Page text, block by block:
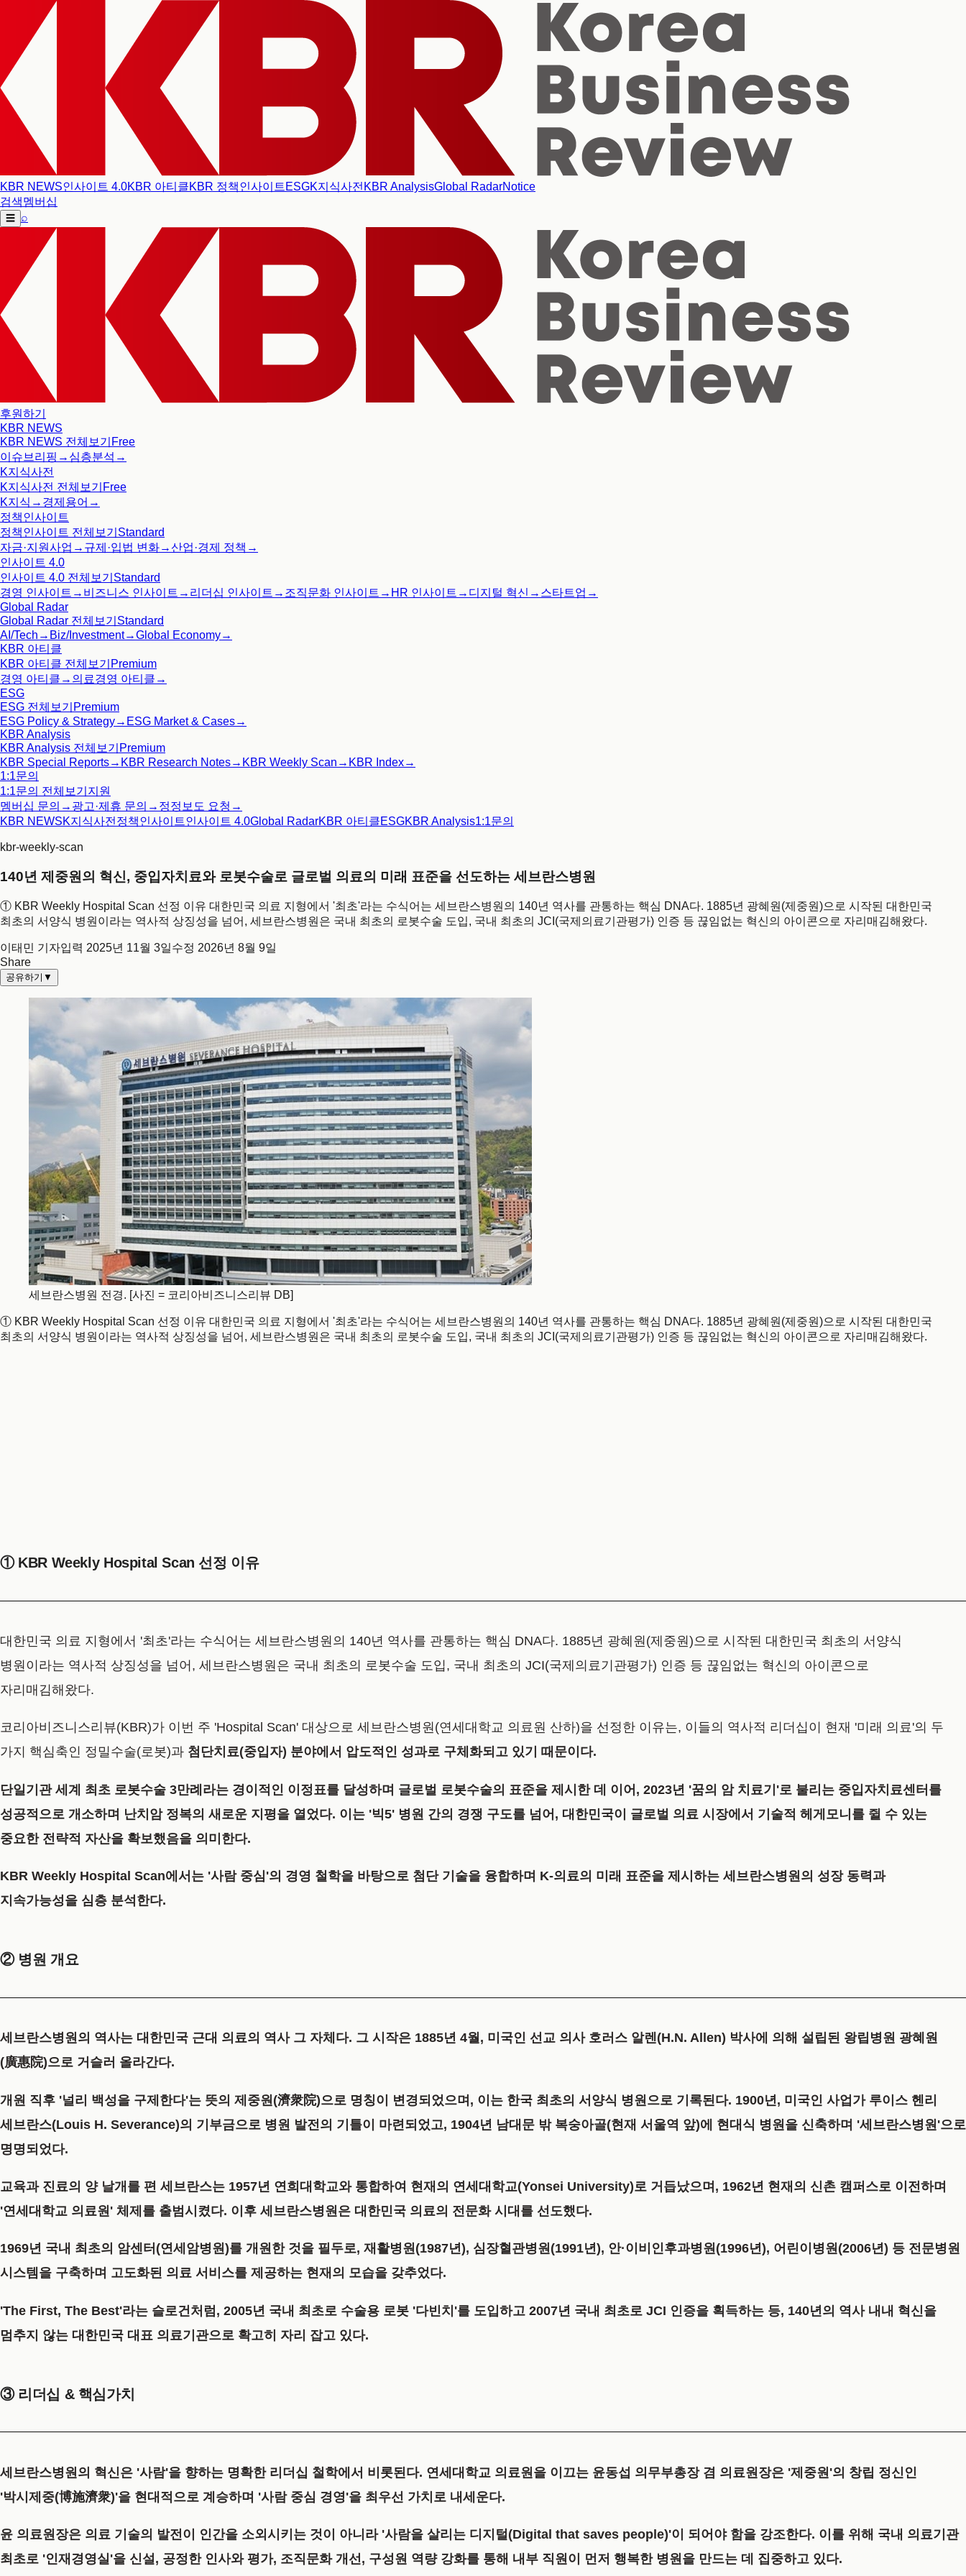
KBR NEWS인사이트 4.0KBR 아티클KBR 정책인사이트 ESGK지식사전 KBR AnalysisGlobal RadarNotice
검색멤버십
☰ ⌕
후원하기
KBR NEWS
KBR NEWS 전체보기 Free
이슈브리핑 → 심층분석 →
K지식사전
K지식사전 전체보기 Free
K지식 → 경제용어 →
정책인사이트
정책인사이트 전체보기 Standard
자금·지원사업 → 규제·입법 변화→산업·경제 정책 →
인사이트 4.0
인사이트 4.0 전체보기 Standard
경영 인사이트 → 비즈니스 인사이트 → 리더십 인사이트 → 조직문화 인사이트 → HR 인사이트 → 디지털 혁신 → 스타트업 →
Global Radar
Global Radar 전체보기 Standard
AI/Tech → Biz/Investment→Global Economy→
KBR 아티클
KBR 아티클 전체보기 Premium
경영 아티클 → 의료경영 아티클 →
ESG
ESG 전체보기 Premium
ESG Policy & Strategy→ ESG Market & Cases→
KBR Analysis
KBR Analysis 전체보기 Premium
KBR Special Reports→ KBR Research Notes→ KBR Weekly Scan → KBR Index→
1:1문의
1:1문의 전체보기 지원
멤버십 문의 → 광고·제휴 문의 → 정정보도 요청 →
KBR NEWSK지식사전 정책인사이트인사이트 4.0Global RadarKBR 아티클ESGKBR Analysis1:1문의
kbr-weekly-scan
140년 제중원의 혁신, 중입자치료와 로봇수술로 글로벌 의료의 미래 표준을 선도하는 세브란스병원
① KBR Weekly Hospital Scan 선정 이유 대한민국 의료 지형에서 '최초'라는 수식어는 세브란스병원의 140년 역사를 관통하는 핵심 DNA다. 1885년 광혜원(제중원)으로 시작된 대한민국
최초의 서양식 병원이라는 역사적 상징성을 넘어, 세브란스병원은 국내 최초의 로봇수술 도입, 국내 최초의 JCI(국제의료기관평가) 인증 등 끊임없는 혁신의 아이콘으로 자리매김해왔다.
이태민 기자입력 2025년 11월 3일수정 2026년 8월 9일
Share
공유하기 ▼
세브란스병원 전경. [사진 = 코리아비즈니스리뷰 DB]
① KBR Weekly Hospital Scan 선정 이유 대한민국 의료 지형에서 '최초'라는 수식어는 세브란스병원의 140년 역사를 관통하는 핵심 DNA다. 1885년 광혜원(제중원)으로 시작된 대한민국
최초의 서양식 병원이라는 역사적 상징성을 넘어, 세브란스병원은 국내 최초의 로봇수술 도입, 국내 최초의 JCI(국제의료기관평가) 인증 등 끊임없는 혁신의 아이콘으로 자리매김해왔다.
① KBR Weekly Hospital Scan 선정 이유
대한민국 의료 지형에서 '최초'라는 수식어는 세브란스병원의 140년 역사를 관통하는 핵심 DNA다. 1885년 광혜원(제중원)으로 시작된 대한민국 최초의 서양식
병원이라는 역사적 상징성을 넘어, 세브란스병원은 국내 최초의 로봇수술 도입, 국내 최초의 JCI(국제의료기관평가) 인증 등 끊임없는 혁신의 아이콘으로
자리매김해왔다.
코리아비즈니스리뷰(KBR)가 이번 주 'Hospital Scan' 대상으로 세브란스병원(연세대학교 의료원 산하)을 선정한 이유는, 이들의 역사적 리더십이 현재 '미래 의료'의 두
가지 핵심축인 정밀수술(로봇)과 첨단치료(중입자) 분야에서 압도적인 성과로 구체화되고 있기 때문이다.
단일기관 세계 최초 로봇수술 3만례라는 경이적인 이정표를 달성하며 글로벌 로봇수술의 표준을 제시한 데 이어, 2023년 '꿈의 암 치료기'로 불리는 중입자치료센터를
성공적으로 개소하며 난치암 정복의 새로운 지평을 열었다. 이는 '빅5' 병원 간의 경쟁 구도를 넘어, 대한민국이 글로벌 의료 시장에서 기술적 헤게모니를 쥘 수 있는
중요한 전략적 자산을 확보했음을 의미한다.
KBR Weekly Hospital Scan에서는 '사람 중심'의 경영 철학을 바탕으로 첨단 기술을 융합하며 K-의료의 미래 표준을 제시하는 세브란스병원의 성장 동력과
지속가능성을 심층 분석 한다.
② 병원 개요
세브란스병원의 역사는 대한민국 근대 의료의 역사 그 자체다. 그 시작은 1885년 4월, 미국인 선교 의사 호러스 알렌(H.N. Allen) 박사에 의해 설립된 왕립병원 광혜원
(廣惠院)으로 거슬러 올라간다.
개원 직후 '널리 백성을 구제한다'는 뜻의 제중원(濟衆院)으로 명칭이 변경되었으며, 이는 한국 최초의 서양식 병원으로 기록된다. 1900년, 미국인 사업가 루이스 헨리
세브란스(Louis H. Severance)의 기부금으로 병원 발전의 기틀이 마련되었고, 1904년 남대문 밖 복숭아골(현재 서울역 앞)에 현대식 병원을 신축하며 '세브란스병원'으로
명명되었다.
교육과 진료의 양 날개를 편 세브란스는 1957년 연희대학교와 통합하여 현재의 연세대학교(Yonsei University)로 거듭났으며, 1962년 현재의 신촌 캠퍼스로 이전하며
'연세대학교 의료원' 체제를 출범시켰다. 이후 세브란스병원은 대한민국 의료의 전문화 시대를 선도했다.
1969년 국내 최초의 암센터(연세암병원)를 개원한 것을 필두로, 재활병원(1987년), 심장혈관병원(1991년), 안·이비인후과병원(1996년), 어린이병원(2006년) 등 전문병원
시스템을 구축하며 고도화된 의료 서비스를 제공하는 현재의 모습을 갖추었다.
'The First, The Best'라는 슬로건처럼, 2005년 국내 최초로 수술용 로봇 '다빈치'를 도입하고 2007년 국내 최초로 JCI 인증을 획득하는 등, 140년의 역사 내내 혁신을
멈추지 않는 대한민국 대표 의료기관으로 확고히 자리 잡고 있다.
③ 리더십 & 핵심가치
세브란스병원의 혁신은 '사람'을 향하는 명확한 리더십 철학에서 비롯된다. 연세대학교 의료원을 이끄는 윤동섭 의무부총장 겸 의료원장은 '제중원'의 창립 정신인
'박시제중(博施濟衆)'을 현대적으로 계승하며 '사람 중심 경영'을 최우선 가치로 내세운다.
윤 의료원장은 의료 기술의 발전이 인간을 소외시키는 것이 아니라 '사람을 살리는 디지털(Digital that saves people)'이 되어야 함을 강조한다. 이를 위해 국내 의료기관
최초로 '인재경영실'을 신설, 공정한 인사와 평가, 조직문화 개선, 구성원 역량 강화를 통해 내부 직원이 먼저 행복한 병원을 만드는 데 집중하고 있다.